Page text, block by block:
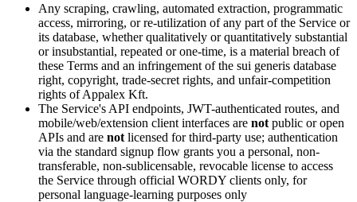
Any scraping, crawling, automated extraction, programmatic
access, mirroring, or re-utilization of any part of the Service or
its database, whether qualitatively or quantitatively substantial
or insubstantial, repeated or one-time, is a material breach of
these Terms and an infringement of the sui generis database
right, copyright, trade-secret rights, and unfair-competition
rights of Appalex Kft.
The Service's API endpoints, JWT-authenticated routes, and
mobile/web/extension client interfaces are not public or open
APIs and are not licensed for third-party use; authentication
via the standard signup flow grants you a personal, non-
transferable, non-sublicensable, revocable license to access
the Service through official WORDY clients only, for
personal language-learning purposes only